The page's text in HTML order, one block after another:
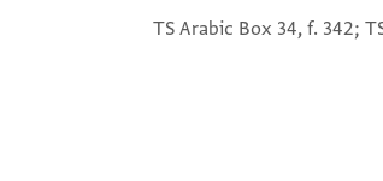
TS Arabic Box 34, f. 342;